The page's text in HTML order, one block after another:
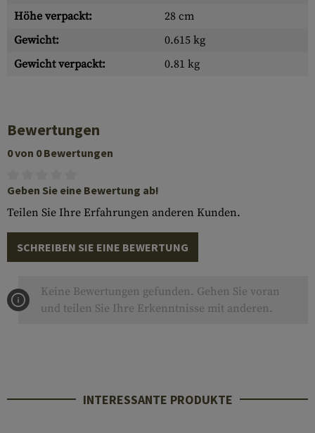
Höhe verpackt:
28 cm
Gewicht:
0.615 kg
Gewicht verpackt:
0.81 kg
Bewertungen
0 von 0 Bewertungen
Geben Sie eine Bewertung ab!
Teilen Sie Ihre Erfahrungen anderen Kunden.
SCHREIBEN SIE EINE BEWERTUNG
Keine Bewertungen gefunden. Gehen Sie voran
und teilen Sie Ihre Erkenntnisse mit anderen.
INTERESSANTE PRODUKTE